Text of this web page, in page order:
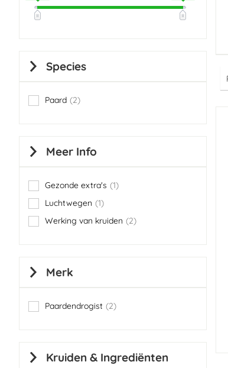
Species
Paard 2
items
Meer Info
Gezonde extra's 1
item
Luchtwegen
1
item
Werking van kruiden
2
items
Merk
Paardendrogist 2
items
Kruiden & Ingrediënten